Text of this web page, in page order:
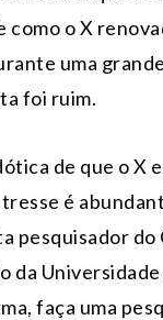
como o X
uma
foi ruim.
de que o X
é
pesquisador do
da
faça uma